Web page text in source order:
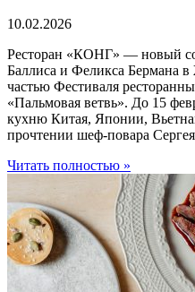
10.02.2026
Ресторан «КОНГ» — новый
Баллиса и Феликса Бермана
частью Фестиваля
«Пальмовая ветвь». До 15
кухню Китая, Японии,
прочтении шеф-повара
Читать полностью »